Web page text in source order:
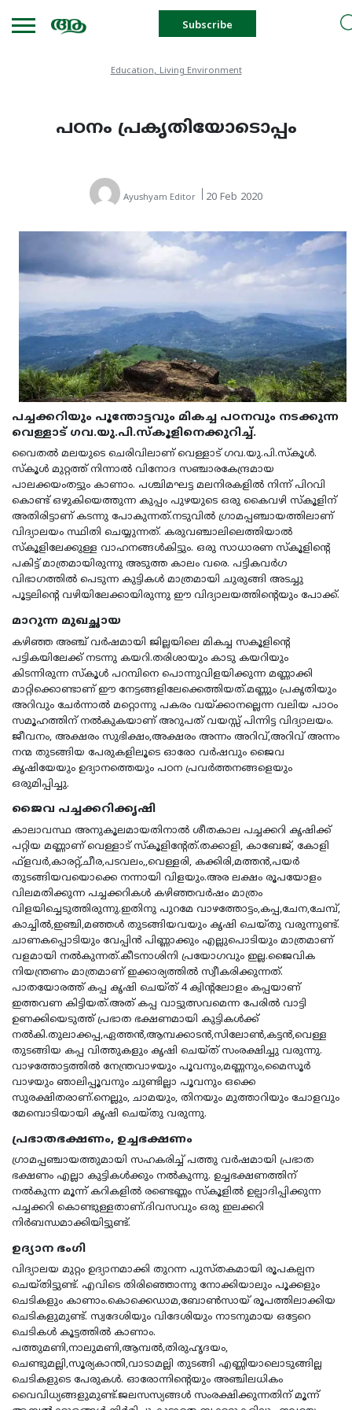
Subscribe
Education, Living Environment
പഠനം പ്രകൃതിയോടൊപ്പം
Ayushyam Editor 20 Feb 2020
പച്ചക്കറിയും പൂന്തോട്ടവും മികച്ച പഠനവും നടക്കുന്ന
വെള്ളാട് ഗവ.യു.പി.സ്കൂളിനെക്കുറിച്ച്.
വൈതല്‍ മലയുടെ ചെരിവിലാണ് വെള്ളാട് ഗവ.യു.പി.സ്കൂള്‍.
സ്കൂള്‍ മുറ്റത്ത് നിന്നാല്‍ വിനോദ സഞ്ചാരകേന്ദ്രമായ
പാലക്കയംതട്ടും കാണാം. പശ്ചിമഘട്ട മലനിരകളില്‍ നിന്ന് പിറവി
കൊണ്ട് ഒഴുകിയെത്തുന്ന കുപ്പം പുഴയുടെ ഒരു കൈവഴി സ്കൂളിന്
അതിരിട്ടാണ് കടന്നു പോകുന്നത്.നടുവില്‍ ഗ്രാമപ്പഞ്ചായത്തിലാണ്
വിദ്യാലയം സ്ഥിതി ചെയ്യുന്നത്. കരുവഞ്ചാലിലെത്തിയാല്‍
സ്കൂളിലേക്കുള്ള വാഹനങ്ങള്‍കിട്ടും. ഒരു സാധാരണ സ്കൂളിന്‍റെ
പകിട്ട് മാത്രമായിരുന്നു അടുത്ത കാലം വരെ. പട്ടികവര്‍ഗ
വിഭാഗത്തില്‍ പെടുന്ന കുട്ടികള്‍ മാത്രമായി ചുരുങ്ങി അടച്ചു
പൂട്ടലിന്‍റെ വഴിയിലേക്കായിരുന്നു ഈ വിദ്യാലയത്തിന്‍റെയും പോക്ക്.
മാറുന്ന മുഖച്ഛായ
കഴിഞ്ഞ അഞ്ച് വര്‍ഷമായി ജില്ലയിലെ മികച്ച സകൂളിന്‍റെ
പട്ടികയിലേക്ക് നടന്നു കയറി.തരിശായും കാടു കയറിയും
കിടന്നിരുന്ന സ്കൂള്‍ പറമ്പിനെ പൊന്നുവിളയിക്കുന്ന മണ്ണാക്കി
മാറ്റിക്കൊണ്ടാണ് ഈ നേട്ടങ്ങളിലേക്കെത്തിയത്.മണ്ണും പ്രകൃതിയും
അറിവും ചേര്‍ന്നാല്‍ മറ്റൊന്നു പകരം വയ്ക്കാനല്ലെന്ന വലിയ പാഠം
സമൂഹത്തിന് നല്‍കുകയാണ് അറുപത് വയസ്സ് പിന്നിട്ട വിദ്യാലയം.
ജീവനം, അക്ഷരം സുഭിക്ഷം,അക്ഷരം അന്നം അറിവ്,അറിവ് അന്നം
നന്മ തുടങ്ങിയ പേരുകളിലൂടെ ഓരോ വര്‍ഷവും ജൈവ
കൃഷിയേയും ഉദ്യാനത്തെയും പഠന പ്രവര്‍ത്തനങ്ങളെയും
ഒരുമിപ്പിച്ചു.
ജൈവ പച്ചക്കറിക്കൃഷി
കാലാവസ്ഥ അനുകൂലമായതിനാല്‍ ശീതകാല പച്ചക്കറി കൃഷിക്ക്
പറ്റിയ മണ്ണാണ് വെള്ളാട് സ്കൂളിന്‍റേത്.തക്കാളി, കാബേജ്, കോളി
ഫ്ളവര്‍,കാരറ്റ്,ചീര,പടവലം,,വെള്ളരി, കക്കിരി,മത്തന്‍,പയര്‍
തുടങ്ങിയവയൊക്കെ നന്നായി വിളയും.അര ലക്ഷം രൂപയോളം
വിലമതിക്കുന്ന പച്ചക്കറികള്‍ കഴിഞ്ഞവര്‍ഷം മാത്രം
വിളയിച്ചെടുത്തിരുന്നു.ഇതിനു പുറമേ വാഴത്തോട്ടം,കപ്പ,ചേന,ചേമ്പ്,
കാച്ചില്‍,ഇഞ്ചി,മഞ്ഞള്‍ തുടങ്ങിയവയും കൃഷി ചെയ്തു വരുന്നുണ്ട്.
ചാണകപ്പൊടിയും വേപ്പിന്‍ പിണ്ണാക്കും എല്ലുപൊടിയും മാത്രമാണ്
വളമായി നല്‍കുന്നത്.കീടനാശിനി പ്രയോഗവും ഇല്ല.ജൈവിക
നിയന്ത്രണം മാത്രമാണ് ഇക്കാര്യത്തില്‍ സ്വീകരിക്കുന്നത്.
പാതയോരത്ത് കപ്പ കൃഷി ചെയ്ത് 4 ക്വിന്‍റലോളം കപ്പയാണ്
ഇത്തവണ കിട്ടിയത്.അത് കപ്പ വാട്ടുത്സവമെന്ന പേരില്‍ വാട്ടി
ഉണക്കിയെടുത്ത് പ്രഭാത ഭക്ഷണമായി കുട്ടികള്‍ക്ക്
നല്‍കി.തുലാക്കപ്പ,ഏത്തന്‍,ആമ്പക്കാടന്‍,സിലോണ്‍,കട്ടന്‍,വെള്ള
തുടങ്ങിയ കപ്പ വിത്തുകളും കൃഷി ചെയ്ത് സംരക്ഷിച്ചു വരുന്നു.
വാഴത്തോട്ടത്തില്‍ നേന്ത്രവാഴയും പൂവനും,മണ്ണനും,മൈസൂര്‍
വാഴയും ഞാലിപ്പൂവനും ചുണ്ടില്ലാ പൂവനും ഒക്കെ
സുരക്ഷിതരാണ്.നെല്ലും, ചാമയും, തിനയും മുത്താറിയും ചോളവും
മേമ്പൊടിയായി കൃഷി ചെയ്തു വരുന്നു.
പ്രഭാതഭക്ഷണം, ഉച്ചഭക്ഷണം
ഗ്രാമപ്പഞ്ചായത്തുമായി സഹകരിച്ച് പത്തു വര്‍ഷമായി പ്രഭാത
ഭക്ഷണം എല്ലാ കുട്ടികള്‍ക്കും നല്‍കുന്നു. ഉച്ചഭക്ഷണത്തിന്
നല്‍കുന്ന മൂന്ന് കറികളില്‍ രണ്ടെണ്ണം സ്കൂളില്‍ ഉല്പാദിപ്പിക്കുന്ന
പച്ചക്കറി കൊണ്ടുള്ളതാണ്.ദിവസവും ഒരു ഇലക്കറി
നിര്‍ബന്ധമാക്കിയിട്ടുണ്ട്.
ഉദ്യാന ഭംഗി
വിദ്യാലയ മുറ്റം ഉദ്യാനമാക്കി തുറന്ന പുസ്തകമായി രൂപകല്പന
ചെയ്തിട്ടുണ്ട്. എവിടെ തിരിഞ്ഞൊന്നു നോക്കിയാലും പൂക്കളും
ചെടികളും കാണാം.കൊക്കെഡാമ,ബോണ്‍സായ് രൂപത്തിലാക്കിയ
ചെടികളുമുണ്ട്. സ്വദേശിയും വിദേശിയും നാടനുമായ ഒട്ടേറെ
ചെടികള്‍ കൂട്ടത്തില്‍ കാണാം.
പത്തുമണി,നാലുമണി,ആമ്പല്‍,തിരുഹൃദയം,
ചെണ്ടുമല്ലി,സൂര്യകാന്തി,വാടാമല്ലി തുടങ്ങി എണ്ണിയാലൊടുങ്ങില്ല
ചെടികളുടെ പേരുകള്‍. ഓരോന്നിന്‍റെയും അഞ്ചിലധികം
വൈവിധ്യങ്ങളുമുണ്ട്.ജലസസ്യങ്ങള്‍ സംരക്ഷിക്കുന്നതിന് മൂന്ന്